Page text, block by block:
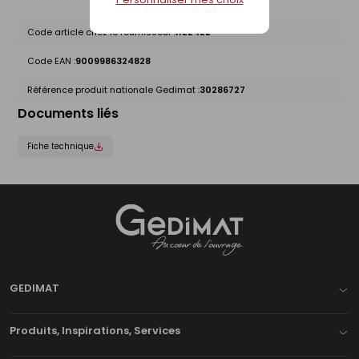
Code article chez le fournisseur :1122422
Code EAN :9009986324828
Référence produit nationale Gedimat :30286727
Documents liés
Fiche technique
GEDIMAT
Produits, Inspirations, Services